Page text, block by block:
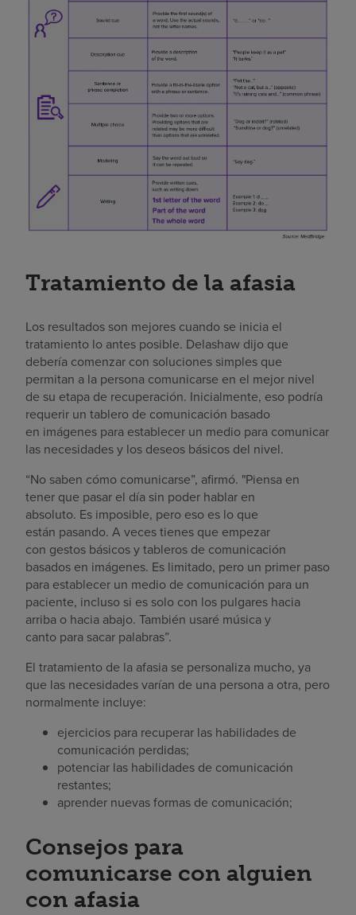
Tratamiento de la afasia
Los resultados son mejores cuando se inicia el
tratamiento lo antes posible. Delashaw dijo que
debería comenzar con soluciones simples que
permitan a la persona comunicarse en el mejor nivel
de su etapa de recuperación. Inicialmente, eso podría
requerir un tablero de comunicación basado
en imágenes para establecer un medio para comunicar
las necesidades y los deseos básicos del nivel.
“No saben cómo comunicarse”, afirmó. "Piensa en
tener que pasar el día sin poder hablar en
absoluto. Es imposible, pero eso es lo que
están pasando. A veces tienes que empezar
con gestos básicos y tableros de comunicación
basados en imágenes. Es limitado, pero un primer paso
para establecer un medio de comunicación para un
paciente, incluso si es solo con los pulgares hacia
arriba o hacia abajo. También usaré música y
canto para sacar palabras”.
El tratamiento de la afasia se personaliza mucho, ya
que las necesidades varían de una persona a otra, pero
normalmente incluye:
ejercicios para recuperar las habilidades de
comunicación perdidas;
potenciar las habilidades de comunicación
restantes;
aprender nuevas formas de comunicación;
Consejos para
comunicarse con alguien
con afasia